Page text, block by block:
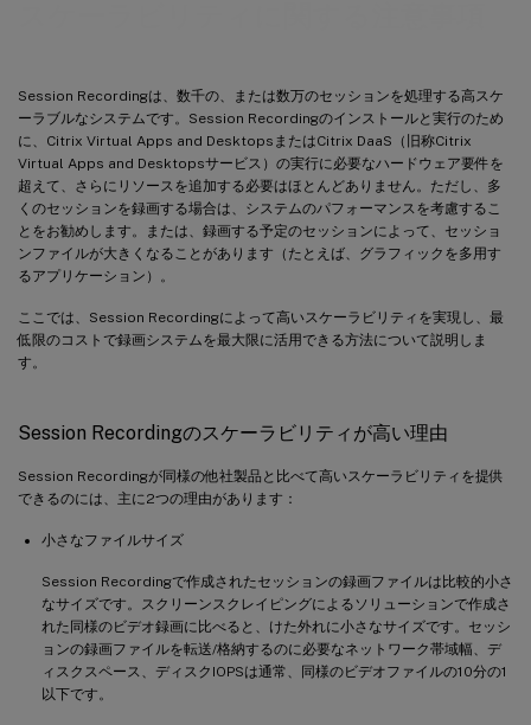
Session Recordingは、数千の、または数万のセッションを処理する高スケ
ーラブルなシステムです。Session Recordingのインストールと実行のため
に、Citrix Virtual Apps and DesktopsまたはCitrix DaaS（旧称Citrix
Virtual Apps and Desktopsサービス）の実行に必要なハードウェア要件を
超えて、さらにリソースを追加する必要はほとんどありません。ただし、多
くのセッションを録画する場合は、システムのパフォーマンスを考慮するこ
とをお勧めします。または、録画する予定のセッションによって、セッショ
ンファイルが大きくなることがあります（たとえば、グラフィックを多用す
るアプリケーション）。
ここでは、Session Recordingによって高いスケーラビリティを実現し、最
低限のコストで録画システムを最大限に活用できる方法について説明しま
す。
Session Recordingのスケーラビリティが高い理由
Session Recordingが同様の他社製品と比べて高いスケーラビリティを提供
できるのには、主に2つの理由があります：
小さなファイルサイズ
Session Recordingで作成されたセッションの録画ファイルは比較的小さ
なサイズです。スクリーンスクレイピングによるソリューションで作成さ
れた同様のビデオ録画に比べると、けた外れに小さなサイズです。セッシ
ョンの録画ファイルを転送/格納するのに必要なネットワーク帯域幅、デ
ィスクスペース、ディスクIOPSは通常、同様のビデオファイルの10分の1
以下です。